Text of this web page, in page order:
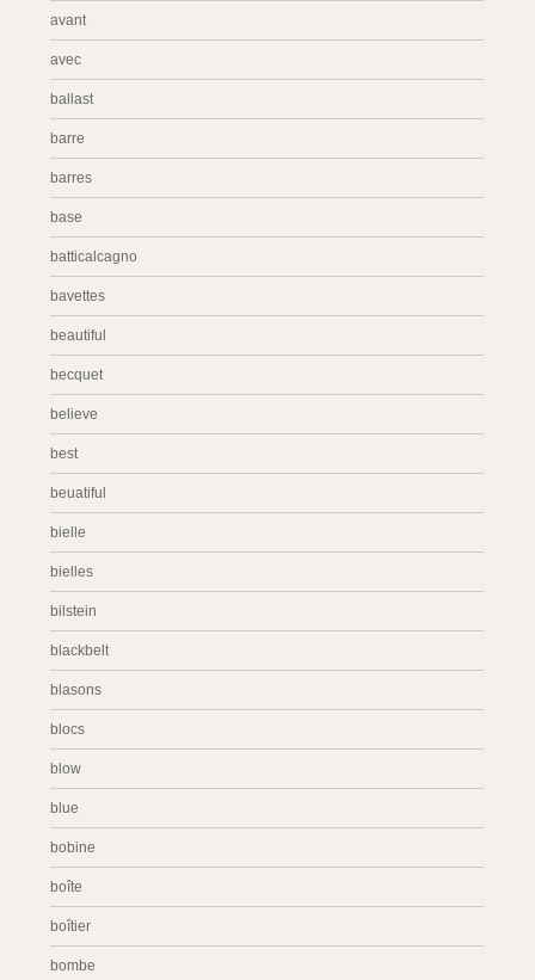
avant
avec
ballast
barre
barres
base
batticalcagno
bavettes
beautiful
becquet
believe
best
beuatiful
bielle
bielles
bilstein
blackbelt
blasons
blocs
blow
blue
bobine
boîte
boîtier
bombe